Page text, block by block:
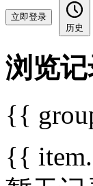
立即登录
历史
浏览
{{
{{